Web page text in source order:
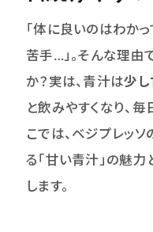
＿店頭販売の青汁(単回)
ABOUT US
キャンペーン
「体に良いのはわか
苦手…」。そんな理由
か？実は、青汁は少し
と飲みやすくなり、毎
こでは、ベジプレッ
る「甘い青汁」の魅
します。